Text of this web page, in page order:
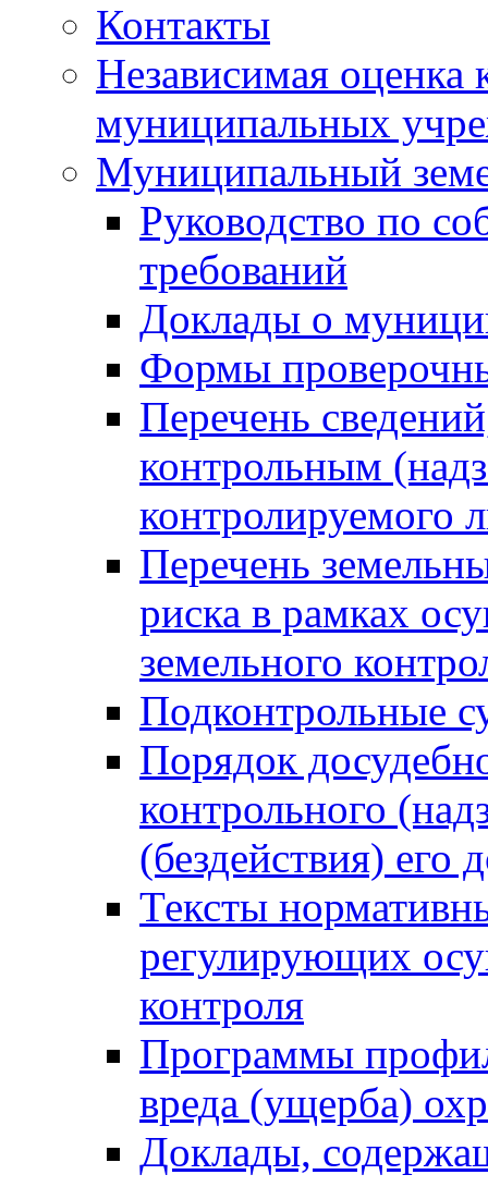
Контакты
Независимая оценка
муниципальных
Муниципальный
Руководство по
требований
Доклады о
Формы
Перечень
контрольным
контролируемого
Перечень
риска в рамках
земельного
Подконтрольные
Порядок
контрольного
(бездействия)
Тексты
регулирующих
контроля
Программы
вреда (ущерба)
Доклады,